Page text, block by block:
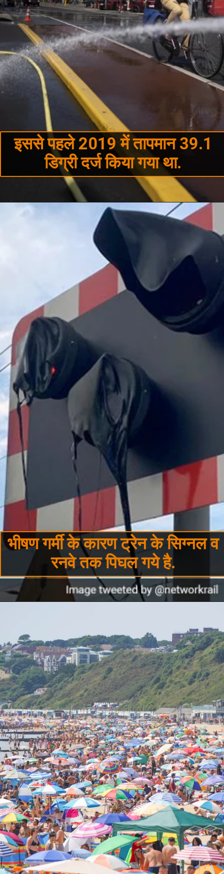
इससे पहले 2019 में तापमान 39.1
डिग्री दर्ज किया गया था.
भीषण गर्मी के कारण ट्रेन के सिग्नल व
रनवे तक पिघल गये है.